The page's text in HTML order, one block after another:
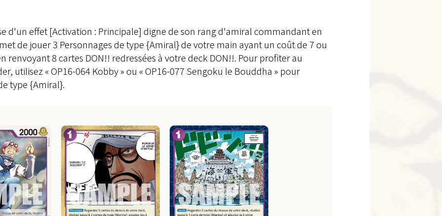
d'un effet [Activation : Principale] digne de son rang d'amiral commandant en
de jouer 3 Personnages de type {Amiral} de votre main ayant un coût de 7 ou
renvoyant 8 cartes DON!! redressées à votre deck DON!!. Pour profiter au
utilisez « OP16-064 Kobby » ou « OP16-077 Sengoku le Bouddha » pour
type {Amiral}.